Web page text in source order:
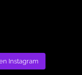
Instagram